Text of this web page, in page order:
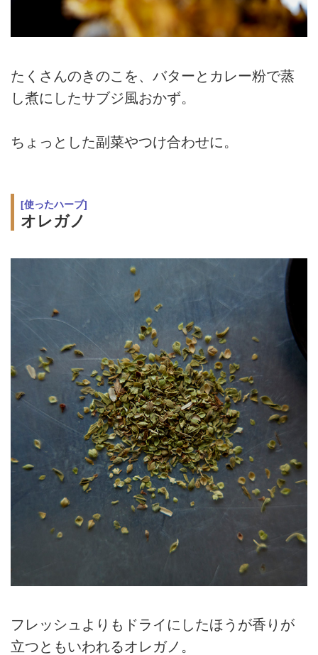
たくさんのきのこを、バターとカレー粉で蒸
し煮にしたサブジ風おかず。
ちょっとした副菜やつけ合わせに。
[使ったハーブ]
オレガノ
フレッシュよりもドライにしたほうが香りが
立つともいわれるオレガノ。